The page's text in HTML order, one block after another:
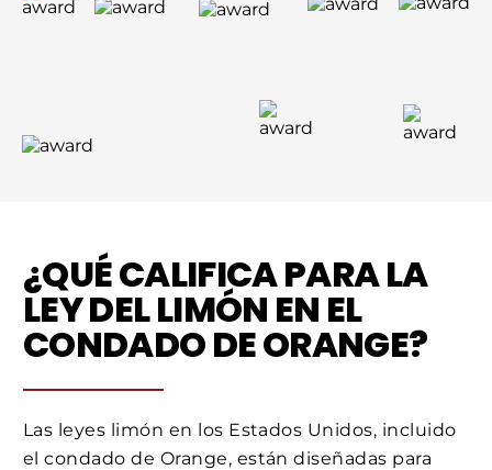
¿QUÉ CALIFICA PARA LA
LEY DEL LIMÓN EN EL
CONDADO DE ORANGE?
Las leyes limón en los Estados Unidos, incluido
el condado de Orange, están diseñadas para